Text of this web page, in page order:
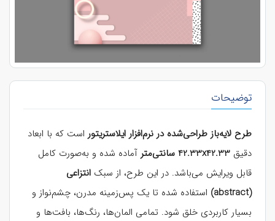
توضیحات
طرح لایه‌باز طراحی‌شده در نرم‌افزار ایلاستریتور است که با ابعاد
دقیق 42.33x42.33 سانتی‌متر
آماده شده و به‌صورت کامل
قابل ویرایش می‌باشد. در این طرح، از سبک انتزاعی
(abstract)
استفاده شده تا یک پس‌زمینه مدرن، چشم‌نواز و
بسیار کاربردی خلق شود. تمامی المان‌ها، رنگ‌ها، بافت‌ها و